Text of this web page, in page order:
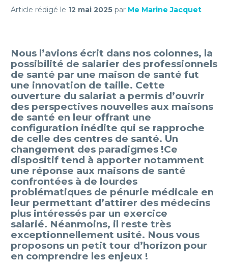
Article rédigé le 12 mai 2025 par Me Marine Jacquet
Nous l’avions écrit dans nos colonnes, la
possibilité de salarier des professionnels
de santé par une maison de santé fut
une innovation de taille. Cette
ouverture du salariat a permis d’ouvrir
des perspectives nouvelles aux maisons
de santé en leur offrant une
configuration inédite qui se rapproche
de celle des centres de santé. Un
changement des paradigmes !Ce
dispositif tend à apporter notamment
une réponse aux maisons de santé
confrontées à de lourdes
problématiques de pénurie médicale en
leur permettant d’attirer des médecins
plus intéressés par un exercice
salarié. Néanmoins, il reste très
exceptionnellement usité. Nous vous
proposons un petit tour d’horizon pour
en comprendre les enjeux !